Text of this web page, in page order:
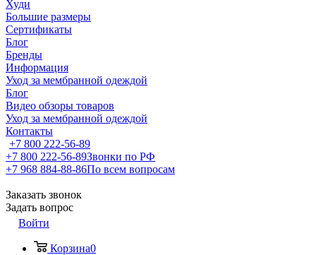
Худи
Большие размеры
Сертификаты
Блог
Бренды
Информация
Уход за мембранной одеждой
Блог
Видео обзоры товаров
Уход за мембранной одеждой
Контакты
+7 800 222-56-89
+7 800 222-56-89Звонки по РФ
+7 968 884-88-86По всем вопросам
Заказать звонок
Задать вопрос
Войти
Корзина0